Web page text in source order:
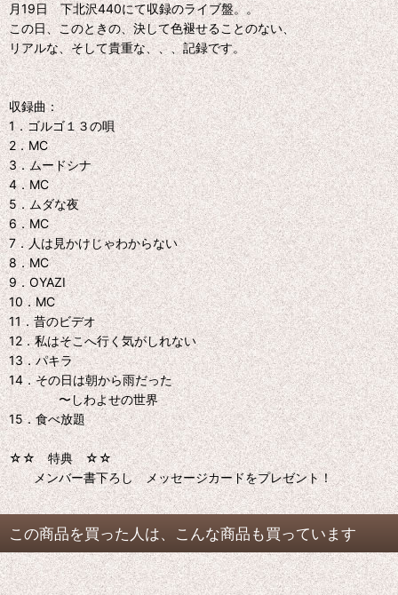
月19日 下北沢440にて収録のライブ盤。。
この日、このときの、決して色褪せることのない、
リアルな、そして貴重な、、、記録です。
収録曲：
1．ゴルゴ１３の唄
2．MC
3．ムードシナ
4．MC
5．ムダな夜
6．MC
7．人は見かけじゃわからない
8．MC
9．OYAZI
10．MC
11．昔のビデオ
12．私はそこへ行く気がしれない
13．パキラ
14．その日は朝から雨だった
〜しわよせの世界
15．食べ放題
☆☆ 特典 ☆☆
メンバー書下ろし メッセージカードをプレゼント！
この商品を買った人は、こんな商品も買っています